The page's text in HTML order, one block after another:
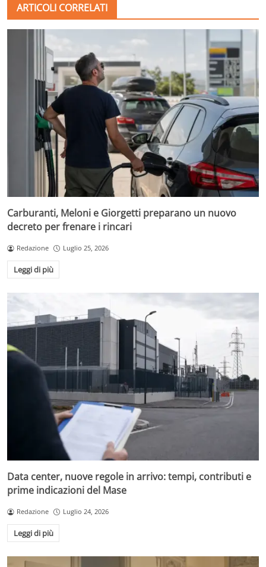
ARTICOLI CORRELATI
Carburanti, Meloni e Giorgetti preparano un nuovo
decreto per frenare i rincari
Redazione Luglio 25, 2026
Leggi di più
Data center, nuove regole in arrivo: tempi, contributi e
prime indicazioni del Mase
Redazione Luglio 24, 2026
Leggi di più